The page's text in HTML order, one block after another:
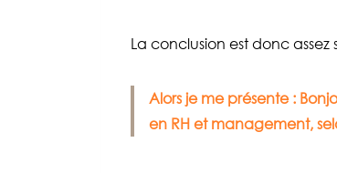
La conclusion est donc assez
Alors je me présente :
en RH et management,